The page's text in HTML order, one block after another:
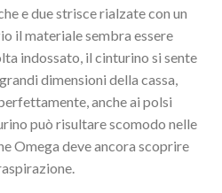
e due strisce rialzate con un
il materiale sembra essere
indossato, il cinturino si sente
dimensioni della cassa,
anche ai polsi
può risultare scomodo nelle
Omega deve ancora scoprire